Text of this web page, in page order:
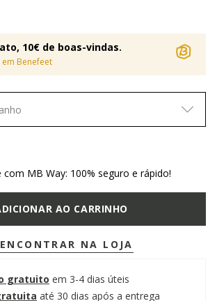
10€ de boas-vindas.
em Benefeet
com MB Way: 100% seguro e rápido!
AO CARRINHO
ENCONTRAR NA LOJA
gratuito em 3-4 dias úteis
até 30 dias após a entrega